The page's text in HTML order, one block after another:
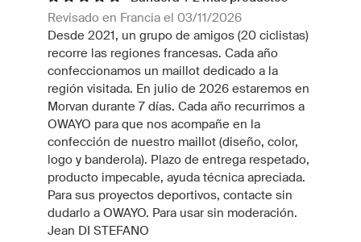
Revisado en Francia el 03/11/2026
Desde 2021, un grupo de amigos (20 ciclistas)
recorre las regiones francesas. Cada año
confeccionamos un maillot dedicado a la
región visitada. En julio de 2026 estaremos en
Morvan durante 7 días. Cada año recurrimos a
OWAYO para que nos acompañe en la
confección de nuestro maillot (diseño, color,
logo y banderola). Plazo de entrega respetado,
producto impecable, ayuda técnica apreciada.
Para sus proyectos deportivos, contacte sin
dudarlo a OWAYO. Para usar sin moderación.
Jean DI STEFANO